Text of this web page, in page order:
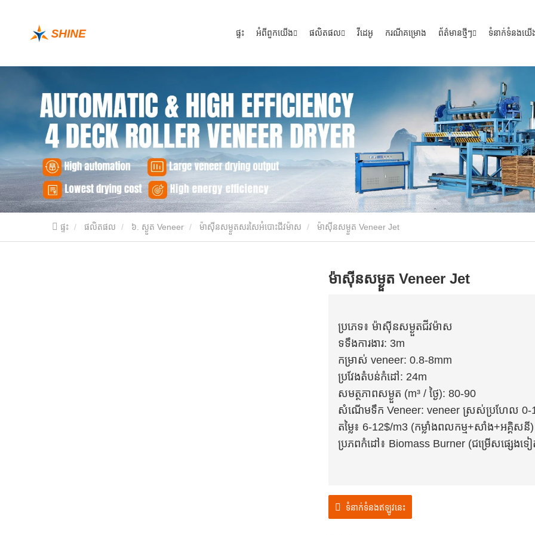
ផ្ទះ អំពី​ពួក​យើង ផលិតផល វីដេអូ ករណីគម្រោង ព័ត៌មានថ្មីៗ ទំនាក់ទំនងយើ
ផ្ទះ ផលិតផល ៦. ស្ងួត Veneer ម៉ាស៊ីនសម្ងួតសរសៃអំបោះជីវម៉ាស ម៉ាស៊ីនសម្ងួត Veneer Jet
ម៉ាស៊ីនសម្ងួត Veneer Jet
ប្រភេទ៖ ម៉ាស៊ីនសម្ងួតជីវម៉ាស
ទទឹងការងារ: 3m
កម្រាស់ veneer: 0.8-8mm
ប្រវែងតំបន់កំដៅ: 24m
សមត្ថភាពសម្ងួត (m³ / ថ្ងៃ): 80-90
សំណើមទឹក Veneer: veneer ស្រស់ប្រហែល 0-
តម្លៃ៖ 6-12$/m3 (កម្លាំងពលកម្ម+សាំង+អគ្គិសនី)
ប្រភពកំដៅ៖ Biomass Burner (ជម្រើសផ្សេងទៀ
ទំនាក់ទំនងឥឡូវនេះ